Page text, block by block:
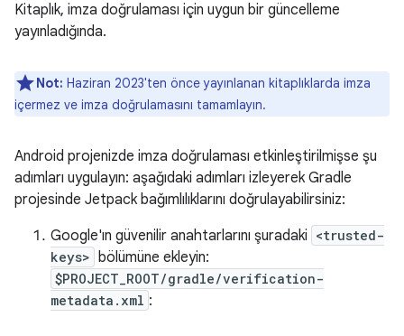
Kitaplık, imza doğrulaması için uygun bir güncelleme
yayınladığında.
Not: Haziran 2023'ten önce yayınlanan kitaplıklarda imza
içermez ve imza doğrulamasını tamamlayın.
Android projenizde imza doğrulaması etkinleştirilmişse şu
adımları uygulayın: aşağıdaki adımları izleyerek Gradle
projesinde Jetpack bağımlılıklarını doğrulayabilirsiniz:
Google'ın güvenilir anahtarlarını şuradaki <trusted-
keys> bölümüne ekleyin:
$PROJECT_ROOT/gradle/verification-
metadata.xml :